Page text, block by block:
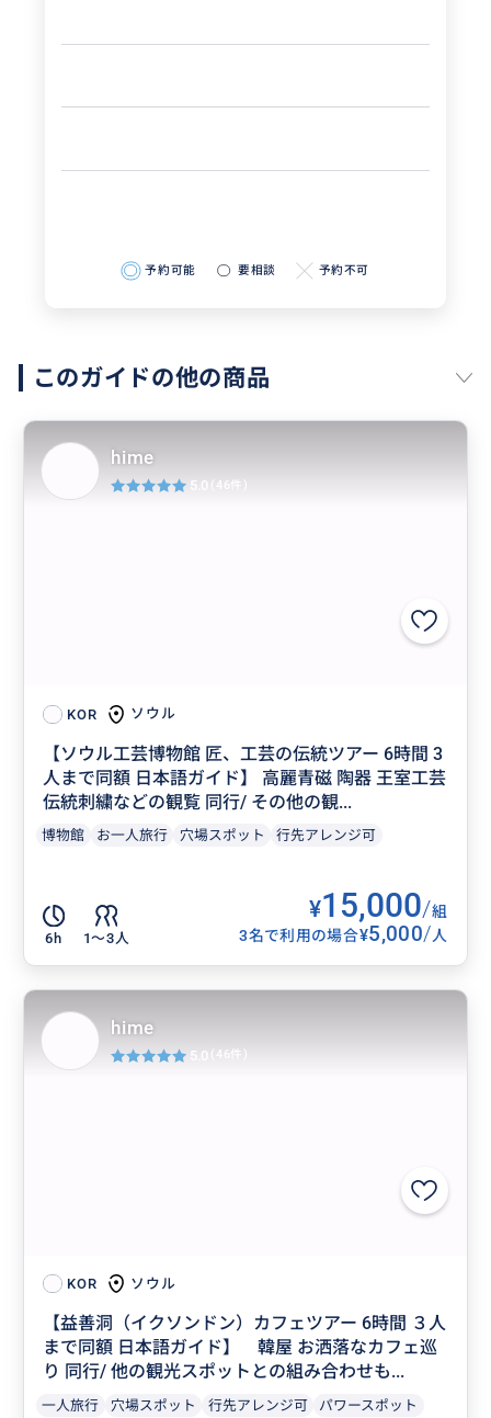
予約可能 要相談 予約不可
このガイドの他の商品
KOR ソウル
【ソウル工芸博物館 匠、工芸の伝統ツアー 6時間 3
人まで同額 日本語ガイド】 高麗青磁 陶器 王室工芸
伝統刺繍などの観覧 同行/ その他の観...
博物館 お一人旅行 穴場スポット 行先アレンジ可
6h 1〜3人
¥15,000/組
3名で利用の場合¥5,000/人
hime
5.0 (46件)
KOR ソウル
【益善洞（イクソンドン）カフェツアー 6時間 ３人
まで同額 日本語ガイド】 韓屋 お洒落なカフェ巡
り 同行/ 他の観光スポットとの組み合わせも...
一人旅行 穴場スポット 行先アレンジ可 パワースポット
hime
5.0 (46件)